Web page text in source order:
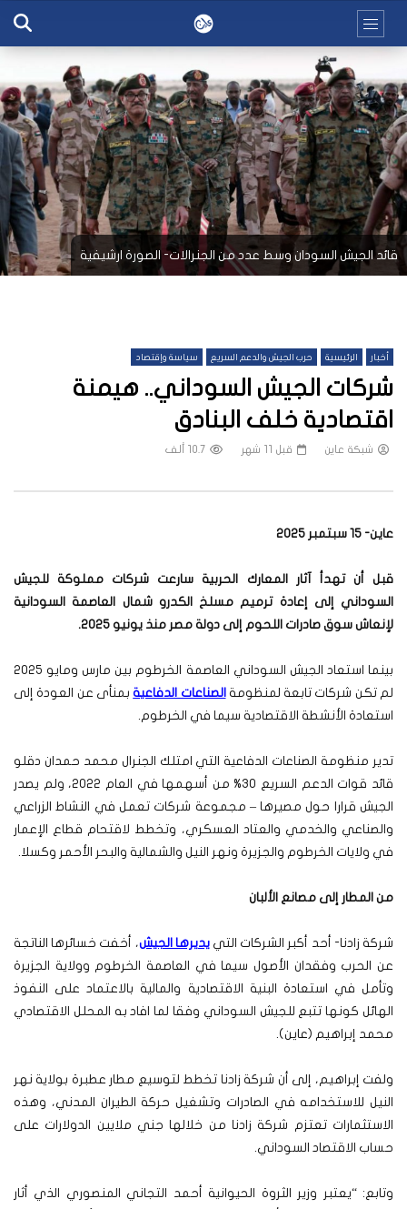
قائد الجيش السودان وسط عدد من الجنرالات- الصورة ارشيفية
أخبار الرئيسية حرب الجيش والدعم السريع سياسة وإقتصاد
شركات الجيش السوداني.. هيمنة
اقتصادية خلف البنادق
شبكة عاين قبل 11 شهر 10.7 ألف
عاين- 15 سبتمبر 2025
قبل أن تهدأ آثار المعارك الحربية سارعت شركات مملوكة للجيش
السوداني إلى إعادة ترميم مسلخ الكدرو شمال العاصمة السودانية
لإنعاش سوق صادرات اللحوم إلى دولة مصر منذ يونيو 2025
.
بينما استعاد الجيش السوداني العاصمة الخرطوم بين مارس ومايو 2025
لم تكن شركات تابعة لمنظومة الصناعات الدفاعيةبمنأى عن العودة إلى
استعادة الأنشطة الاقتصادية سيما في الخرطوم.
تدير منظومة الصناعات الدفاعية التي امتلك الجنرال محمد حمدان دقلو
قائد قوات الدعم السريع 30% من أسهمها في العام 2022، ولم يصدر
الجيش قرارا حول مصيرها – مجموعة شركات تعمل في النشاط الزراعي
والصناعي والخدمي والعتاد العسكري، وتخطط لاقتحام قطاع الإعمار
في ولايات الخرطوم والجزيرة ونهر النيل والشمالية والبحر الأحمر وكسلا.
من المطار إلى مصانع الألبان
شركة زادنا- أحد أكبر الشركات التييديرها الجيش، أخفت خسائرها الناتجة
عن الحرب وفقدان الأصول سيما في العاصمة الخرطوم وولاية الجزيرة
وتأمل في استعادة البنية الاقتصادية والمالية بالاعتماد على النفوذ
الهائل كونها تتبع للجيش السوداني وفقا لما افاد به المحلل الاقتصادي
محمد إبراهيم (عاين).
ولفت إبراهيم، إلى أن شركة زادنا تخطط لتوسيع مطار عطبرة بولاية نهر
النيل للاستخدامه في الصادرات وتشغيل حركة الطيران المدني، وهذه
الاستثمارات تعتزم شركة زادنا من خلالها جني ملايين الدولارات على
حساب الاقتصاد السوداني.
وتابع: “يعتبر وزير الثروة الحيوانية أحمد التجاني المنصوري الذي أثار